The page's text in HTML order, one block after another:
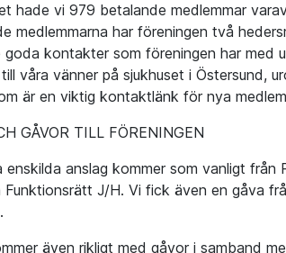
hade vi 979 betalande medlemmar
medlemmarna har föreningen två
goda kontakter som föreningen har med
våra vänner på sjukhuset i Östersund,
är en viktig kontaktlänk för nya
GÅVOR TILL FÖRENINGEN
anslag kommer som vanligt från
Funktionsrätt J/H. Vi fick även en gåva
även rikligt med gåvor i samband